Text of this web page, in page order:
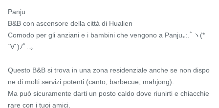
Panju
B&B con ascensore della città di Hualien
Comodo per gli anziani e i bambini che vengono a Panju｡:.ﾟヽ(*
´∀`)ﾉﾟ.:｡
Questo B&B si trova in una zona residenziale anche se non dispo
ne di molti servizi potenti (canto, barbecue, mahjong).
Ma può sicuramente darti un posto caldo dove riunirti e chiacchie
rare con i tuoi amici.